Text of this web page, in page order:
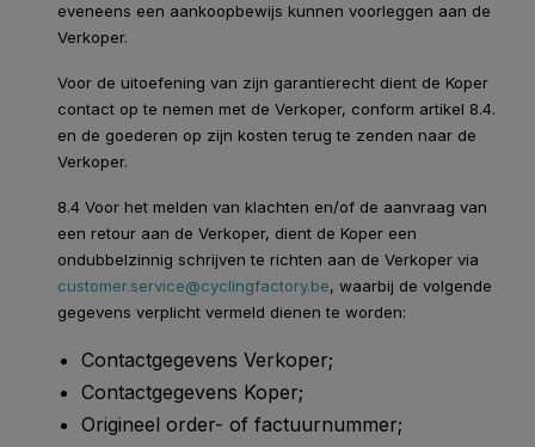
eveneens een aankoopbewijs kunnen voorleggen aan de
Verkoper.
Voor de uitoefening van zijn garantierecht dient de Koper
contact op te nemen met de Verkoper, conform artikel 8.4.
en de goederen op zijn kosten terug te zenden naar de
Verkoper.
8.4 Voor het melden van klachten en/of de aanvraag van
een retour aan de Verkoper, dient de Koper een
ondubbelzinnig schrijven te richten aan de Verkoper via
customer.service@cyclingfactory.be, waarbij de volgende
gegevens verplicht vermeld dienen te worden:
Contactgegevens Verkoper;
Contactgegevens Koper;
Origineel order- of factuurnummer;